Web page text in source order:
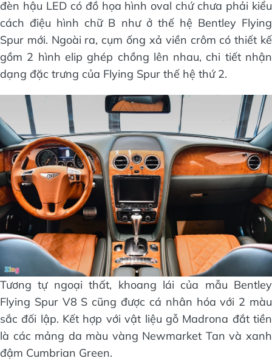
đèn hậu LED có đồ họa hình oval chứ chưa phải kiểu
cách điệu hình chữ B như ở thế hệ Bentley Flying
Spur mới. Ngoài ra, cụm ống xả viền crôm có thiết kế
gồm 2 hình elip ghép chồng lên nhau, chi tiết nhận
dạng đặc trưng của Flying Spur thế hệ thứ 2.
Tương tự ngoại thất, khoang lái của mẫu Bentley
Flying Spur V8 S cũng được cá nhân hóa với 2 màu
sắc đối lập. Kết hợp với vật liệu gỗ Madrona đắt tiền
là các mảng da màu vàng Newmarket Tan và xanh
đậm Cumbrian Green.